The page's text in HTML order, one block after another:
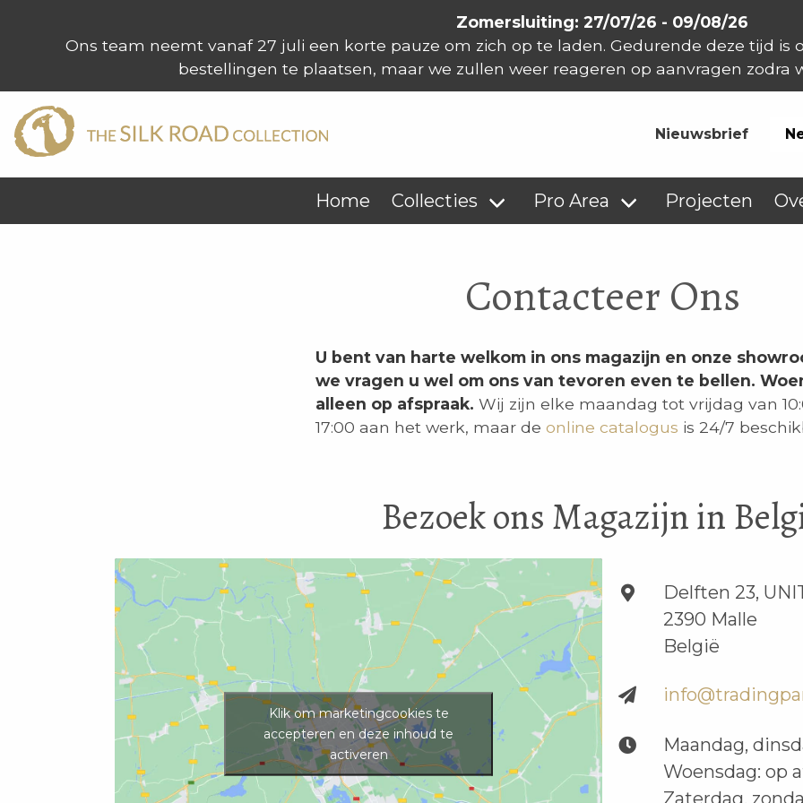
Zomersluiting: 27/07/26 - 09/08/26
Ons team neemt vanaf 27 juli een korte pauze om zich op te laden. Gedurende deze tijd is
bestellingen te plaatsen, maar we zullen weer reageren op aanvragen zodra
Nieuwsbrief
Home Collecties Pro Area Projecten
Contacteer Ons
U bent van harte welkom in ons magazijn en onze
we vragen u wel om ons van tevoren even te bellen.
alleen op afspraak. Wij zijn elke maandag tot vrijdag van
17:00 aan het werk, maar de online catalogus is 24/7
Bezoek ons Magazijn in
Klik om marketingcookies te
accepteren en deze inhoud te
activeren
Delften 23,
2390 Malle
België
Maandag,
Woensdag: op
Zaterdag,